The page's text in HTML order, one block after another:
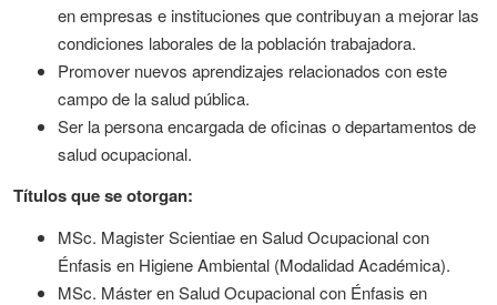
en empresas e instituciones que contribuyan a mejorar las
condiciones laborales de la población trabajadora.
Promover nuevos aprendizajes relacionados con este
campo de la salud pública.
Ser la persona encargada de oficinas o departamentos de
salud ocupacional.
Títulos que se otorgan:
MSc. Magister Scientiae en Salud Ocupacional con
Énfasis en Higiene Ambiental (Modalidad Académica).
MSc. Máster en Salud Ocupacional con Énfasis en